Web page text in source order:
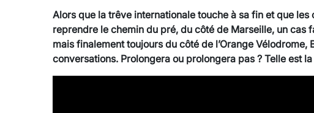
Alors que la trêve internationale touche à sa fin et que les
reprendre le chemin du pré, du côté de Marseille, un cas
mais finalement toujours du côté de l’Orange Vélodrome,
conversations. Prolongera ou prolongera pas ? Telle est